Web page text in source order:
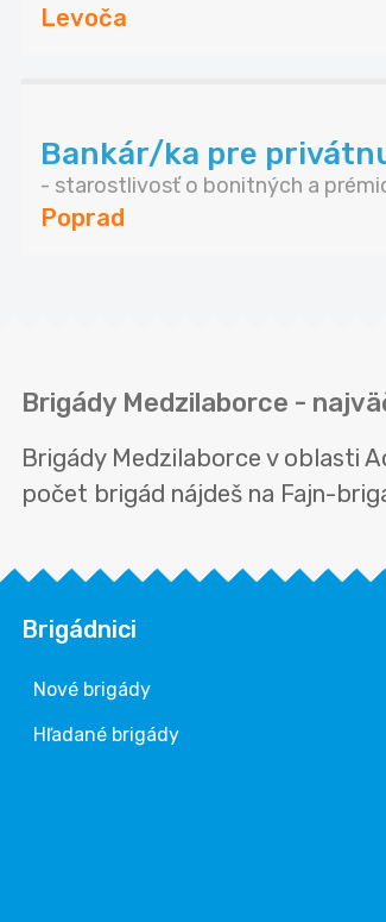
Levoča
Bankár/ka pre
- starostlivosť o bonitných a
Poprad
Brigády Medzilaborce -
Brigády Medzilaborce v oblasti
počet brigád nájdeš na Fajn-
Brigádnici
Nové brigády
Hľadané brigády